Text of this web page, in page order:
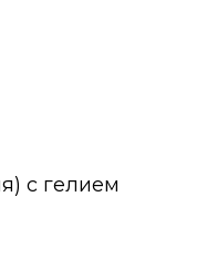
с гелием